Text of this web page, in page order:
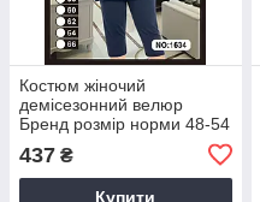
Костюм жіночий
демісезонний велюр
Бренд розмір норми 48-54
437 ₴
Купити